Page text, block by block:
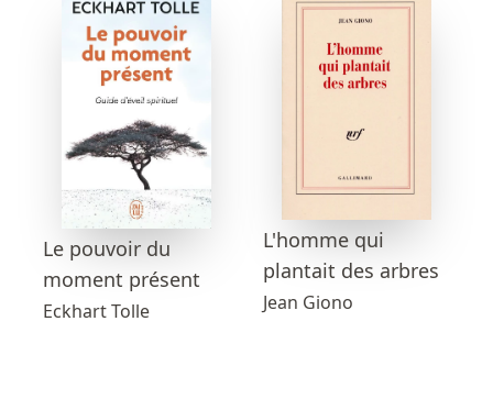
Le pouvoir du
moment présent
Eckhart Tolle
L'homme qui
plantait des arbres
Jean Giono